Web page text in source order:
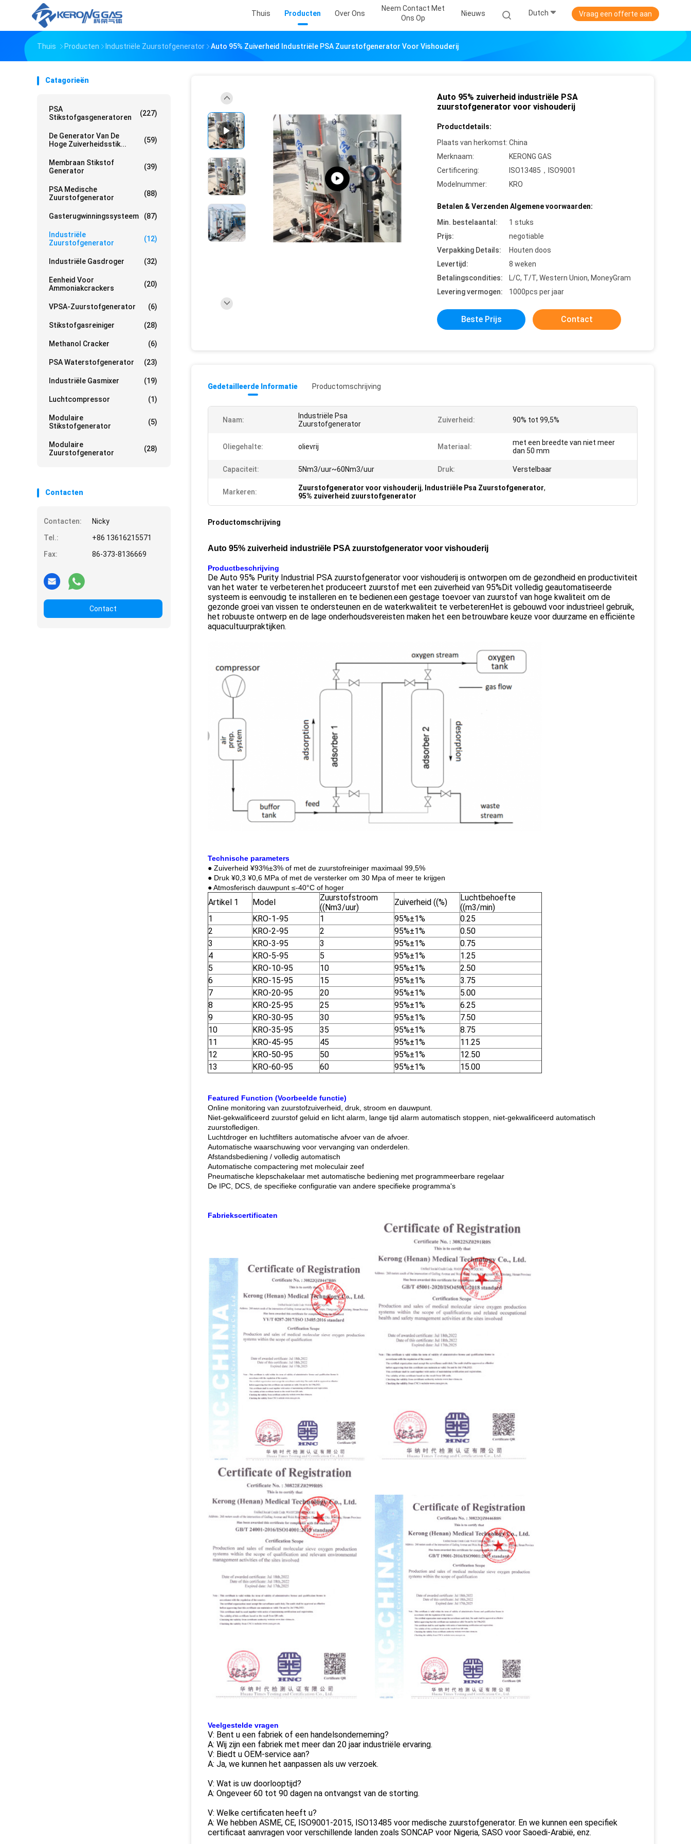
Thuis Producten Over Ons
Neem Contact Met
Ons Op
Nieuws Dutch Vraag een offerte aan
Thuis Producten Industriële Zuurstofgenerator Auto 95% Zuiverheid Industriële PSA Zuurstofgenerator Voor Vishouderij
Catagorieën
PSA
Stikstofgasgeneratoren
(227)
De Generator Van De
Hoge Zuiverheidsstik...
(59)
Membraan Stikstof
Generator
(39)
PSA Medische
Zuurstofgenerator
(88)
Gasterugwinningssysteem (87)
Industriële
Zuurstofgenerator
(12)
Industriële Gasdroger (32)
Eenheid Voor
Ammoniakcrackers
(20)
VPSA-Zuurstofgenerator (6)
Stikstofgasreiniger (28)
Methanol Cracker (6)
PSA Waterstofgenerator (23)
Industriële Gasmixer (19)
Luchtcompressor (1)
Modulaire
Stikstofgenerator
(5)
Modulaire
Zuurstofgenerator
(28)
Contacten
Contacten:
Nicky
Tel.:
+86 13616215571
Fax:
86-373-8136669
Contact
Auto 95% zuiverheid industriële PSA
zuurstofgenerator voor vishouderij
Productdetails:
Plaats van herkomst: China
Merknaam:
KERONG GAS
Certificering:
ISO13485，ISO9001
Modelnummer:
KRO
Betalen & Verzenden Algemene voorwaarden:
Min. bestelaantal:
1 stuks
Prijs:
negotiable
Verpakking Details:
Houten doos
Levertijd:
8 weken
Betalingscondities:
L/C, T/T, Western Union, MoneyGram
Levering vermogen:
1000pcs per jaar
Beste Prijs Contact
Gedetailleerde Informatie Productomschrijving
Naam:
Industriële Psa
Zuurstofgenerator
Zuiverheid: 90% tot 99,5%
Oliegehalte: olievrij Materiaal:
met een breedte van niet meer
dan 50 mm
Capaciteit: 5Nm3/uur~60Nm3/uur Druk: Verstelbaar
Markeren: Zuurstofgenerator voor vishouderij, Industriële Psa Zuurstofgenerator,
95% zuiverheid zuurstofgenerator
Productomschrijving
Auto 95% zuiverheid industriële PSA zuurstofgenerator voor vishouderij
Productbeschrijving
De Auto 95% Purity Industrial PSA zuurstofgenerator voor vishouderij is ontworpen om de gezondheid en productiviteit
van het water te verbeteren.het produceert zuurstof met een zuiverheid van 95%Dit volledig geautomatiseerde
systeem is eenvoudig te installeren en te bedienen.een gestage toevoer van zuurstof van hoge kwaliteit om de
gezonde groei van vissen te ondersteunen en de waterkwaliteit te verbeterenHet is gebouwd voor industrieel gebruik,
het robuuste ontwerp en de lage onderhoudsvereisten maken het een betrouwbare keuze voor duurzame en efficiënte
aquacultuurpraktijken.
Technische parameters
● Zuiverheid ¥93%±3% of met de zuurstofreiniger maximaal 99,5%
● Druk ¥0,3 ¥0,6 MPa of met de versterker om 30 Mpa of meer te krijgen
● Atmosferisch dauwpunt ≤-40°C of hoger
Artikel 1 Model
Zuurstofstroom
((Nm3/uur)
Zuiverheid ((%)
Luchtbehoefte
((m3/min)
1
KRO-1-95 1 95%±1%
0.25
2
KRO-2-95 2 95%±1%
0.50
3
KRO-3-95 3 95%±1%
0.75
4
KRO-5-95 5 95%±1%
1.25
5
KRO-10-95 10 95%±1%
2.50
6
KRO-15-95 15 95%±1%
3.75
7
KRO-20-95 20 95%±1%
5.00
8
KRO-25-95 25 95%±1%
6.25
9
KRO-30-95 30 95%±1%
7.50
10
KRO-35-95 35 95%±1%
8.75
11
KRO-45-95 45 95%±1%
11.25
12
KRO-50-95 50 95%±1%
12.50
13
KRO-60-95 60 95%±1% 15.00
Featured Function (Voorbeelde functie)
Online monitoring van zuurstofzuiverheid, druk, stroom en dauwpunt.
Niet-gekwalificeerd zuurstof geluid en licht alarm, lange tijd alarm automatisch stoppen, niet-gekwalificeerd automatisch
zuurstofledigen.
Luchtdroger en luchtfilters automatische afvoer van de afvoer.
Automatische waarschuwing voor vervanging van onderdelen.
Afstandsbediening / volledig automatisch
Automatische compactering met moleculair zeef
Pneumatische klepschakelaar met automatische bediening met programmeerbare regelaar
De IPC, DCS, de specifieke configuratie van andere specifieke programma's
Fabriekscertificaten
Veelgestelde vragen
V: Bent u een fabriek of een handelsonderneming?
A: Wij zijn een fabriek met meer dan 20 jaar industriële ervaring.
V: Biedt u OEM-service aan?
A: Ja, we kunnen het aanpassen als uw verzoek.
V: Wat is uw doorlooptijd?
A: Ongeveer 60 tot 90 dagen na ontvangst van de storting.
V: Welke certificaten heeft u?
A: We hebben ASME, CE, ISO9001-2015, ISO13485 voor medische zuurstofgenerator. En we kunnen een specifiek
certificaat aanvragen voor verschillende landen zoals SONCAP voor Nigeria, SASO voor Saoedi-Arabië, enz.